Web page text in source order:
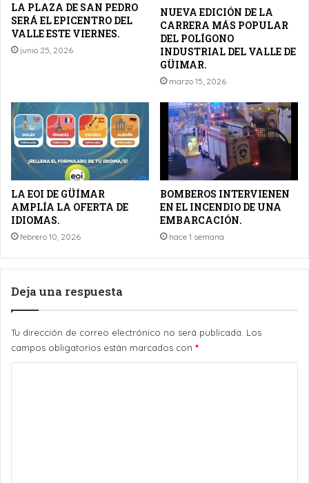
LA PLAZA DE SAN PEDRO
SERÁ EL EPICENTRO DEL
VALLE ESTE VIERNES.
junio 25, 2026
NUEVA EDICIÓN DE LA
CARRERA MÁS POPULAR
DEL POLÍGONO
INDUSTRIAL DEL VALLE DE
GÜIMAR.
marzo 15, 2026
LA EOI DE GÜÍMAR
AMPLÍA LA OFERTA DE
IDIOMAS.
febrero 10, 2026
BOMBEROS INTERVIENEN
EN EL INCENDIO DE UNA
EMBARCACIÓN.
hace 1 semana
Deja una respuesta
Tu dirección de correo electrónico no será publicada. Los
campos obligatorios están marcados con *